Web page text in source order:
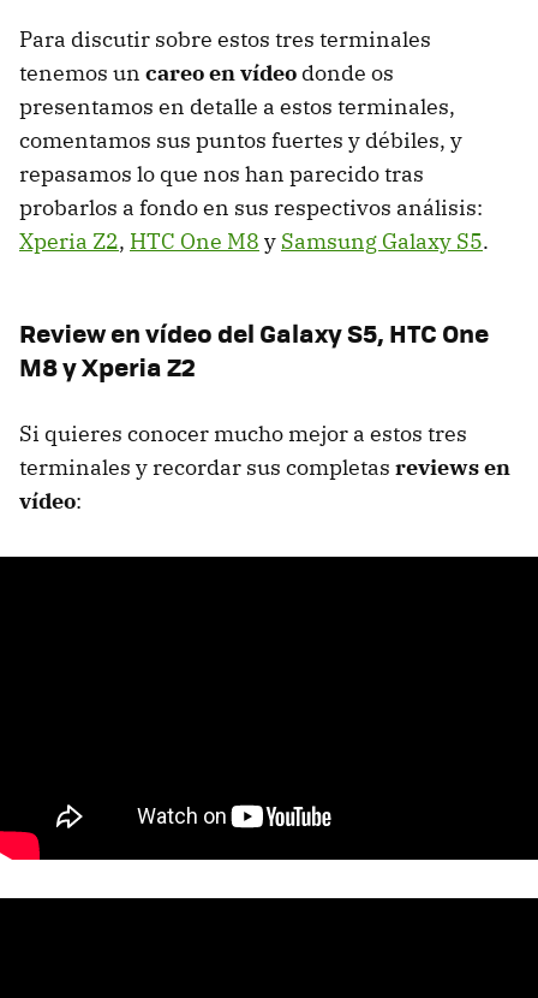
Para discutir sobre estos tres terminales
tenemos un careo en vídeo donde os
presentamos en detalle a estos terminales,
comentamos sus puntos fuertes y débiles, y
repasamos lo que nos han parecido tras
probarlos a fondo en sus respectivos análisis:
Xperia Z2, HTC One M8 y Samsung Galaxy S5.
Review en vídeo del Galaxy S5, HTC One
M8 y Xperia Z2
Si quieres conocer mucho mejor a estos tres
terminales y recordar sus completas reviews en
vídeo: